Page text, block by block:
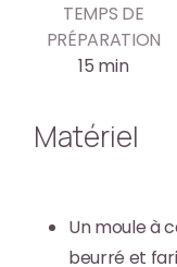
TEMPS DE
PRÉPARATION
15 min
Matériel
Un moule à
beurré et